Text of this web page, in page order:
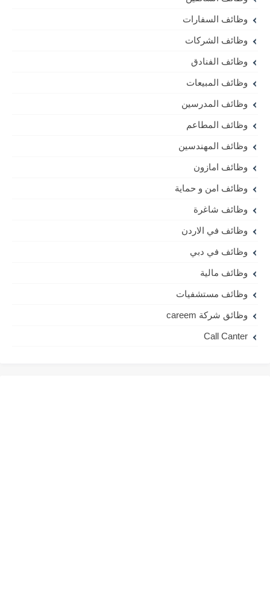
وظائف السفارات
وظائف الشركات
وظائف الفنادق
وظائف المبيعات
وظائف المدرسين
وظائف المطاعم
وظائف المهندسين
وظائف امازون
وظائف امن و حماية
وظائف شاغرة
وظائف في الاردن
وظائف في دبي
وظائف مالية
وظائف مستشفيات
وظائق شركة careem
Call Canter